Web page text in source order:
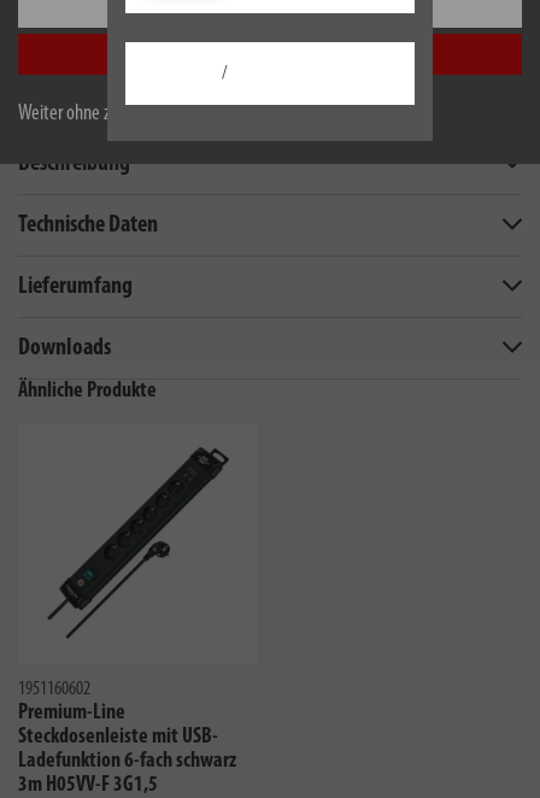
Weiter ohne zu akzeptieren
/
Beschreibung
Technische Daten
Lieferumfang
Downloads
Ähnliche Produkte
1951160602
Premium-Line
Steckdosenleiste mit USB-
Ladefunktion 6-fach schwarz
3m H05VV-F 3G1,5